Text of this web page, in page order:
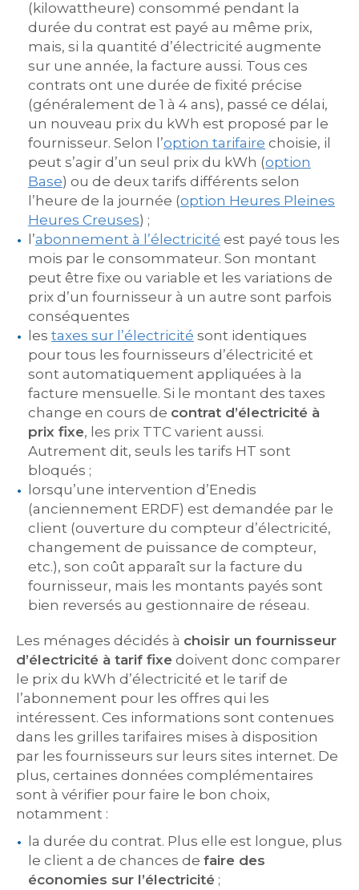
(kilowattheure) consommé pendant la
durée du contrat est payé au même prix,
mais, si la quantité d’électricité augmente
sur une année, la facture aussi. Tous ces
contrats ont une durée de fixité précise
(généralement de 1 à 4 ans), passé ce délai,
un nouveau prix du kWh est proposé par le
fournisseur. Selon l’option tarifaire choisie, il
peut s’agir d’un seul prix du kWh (option
Base) ou de deux tarifs différents selon
l’heure de la journée (option Heures Pleines
Heures Creuses) ;
l’abonnement à l’électricité est payé tous les
mois par le consommateur. Son montant
peut être fixe ou variable et les variations de
prix d’un fournisseur à un autre sont parfois
conséquentes
les taxes sur l’électricité sont identiques
pour tous les fournisseurs d’électricité et
sont automatiquement appliquées à la
facture mensuelle. Si le montant des taxes
change en cours de contrat d’électricité à
prix fixe, les prix TTC varient aussi.
Autrement dit, seuls les tarifs HT sont
bloqués ;
lorsqu’une intervention d’Enedis
(anciennement ERDF) est demandée par le
client (ouverture du compteur d’électricité,
changement de puissance de compteur,
etc.), son coût apparaît sur la facture du
fournisseur, mais les montants payés sont
bien reversés au gestionnaire de réseau.
Les ménages décidés à choisir un fournisseur
d’électricité à tarif fixe doivent donc comparer
le prix du kWh d’électricité et le tarif de
l’abonnement pour les offres qui les
intéressent. Ces informations sont contenues
dans les grilles tarifaires mises à disposition
par les fournisseurs sur leurs sites internet. De
plus, certaines données complémentaires
sont à vérifier pour faire le bon choix,
notamment :
la durée du contrat. Plus elle est longue, plus
le client a de chances de faire des
économies sur l’électricité ;